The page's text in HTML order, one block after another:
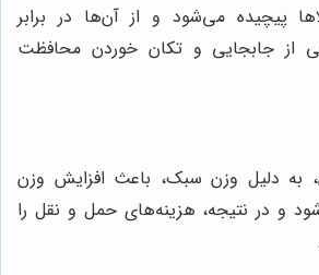
پیچیده می‌شود و از آن‌ها در برابر
از جابجایی و تکان خوردن محافظت
به دلیل وزن سبک، باعث افزایش وزن
و در نتیجه، هزینه‌های حمل و نقل را